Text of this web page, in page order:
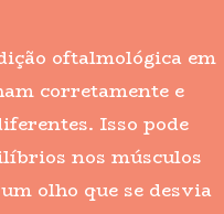
oftalmológica em
corretamente e
Isso pode
nos músculos
olho que se desvia